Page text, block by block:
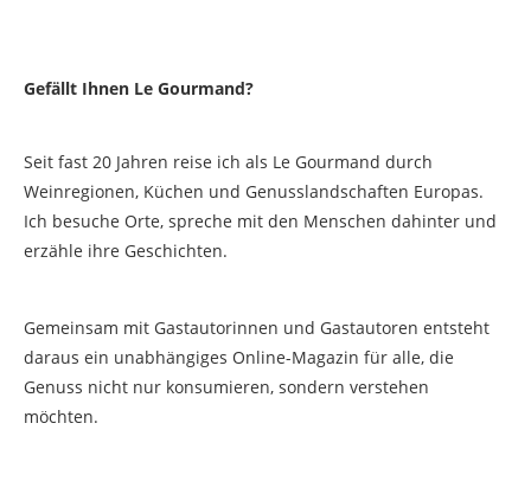
Gefällt Ihnen Le Gourmand?
Seit fast 20 Jahren reise ich als Le Gourmand durch
Weinregionen, Küchen und Genusslandschaften Europas.
Ich besuche Orte, spreche mit den Menschen dahinter und
erzähle ihre Geschichten.
Gemeinsam mit Gastautorinnen und Gastautoren entsteht
daraus ein unabhängiges Online-Magazin für alle, die
Genuss nicht nur konsumieren, sondern verstehen
möchten.